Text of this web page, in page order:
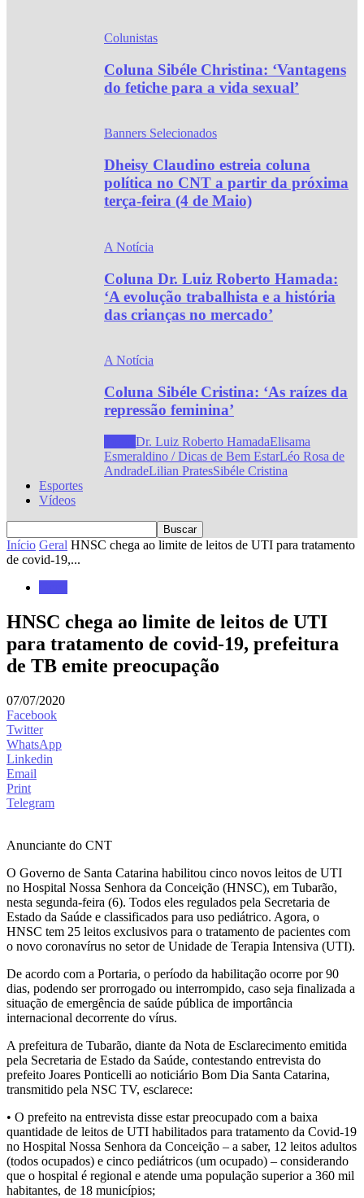
Colunistas
Coluna Sibéle Christina: ‘Vantagens
do fetiche para a vida sexual’
Banners Selecionados
Dheisy Claudino estreia coluna
política no CNT a partir da próxima
terça-feira (4 de Maio)
A Notícia
Coluna Dr. Luiz Roberto Hamada:
‘A evolução trabalhista e a história
das crianças no mercado’
A Notícia
Coluna Sibéle Cristina: ‘As raízes da
repressão feminina’
Dr. Luiz Roberto HamadaElisama
Esmeraldino / Dicas de Bem EstarLéo Rosa de
AndradeLilian PratesSibéle Cristina
Esportes
Vídeos
Início Geral HNSC chega ao limite de leitos de UTI para tratamento
de covid-19,...
HNSC chega ao limite de leitos de UTI
para tratamento de covid-19, prefeitura
de TB emite preocupação
07/07/2020
Facebook
Twitter
WhatsApp
Linkedin
Email
Print
Telegram
Anunciante do CNT
O Governo de Santa Catarina habilitou cinco novos leitos de UTI
no Hospital Nossa Senhora da Conceição (HNSC), em Tubarão,
nesta segunda-feira (6). Todos eles regulados pela Secretaria de
Estado da Saúde e classificados para uso pediátrico. Agora, o
HNSC tem 25 leitos exclusivos para o tratamento de pacientes com
o novo coronavírus no setor de Unidade de Terapia Intensiva (UTI).
De acordo com a Portaria, o período da habilitação ocorre por 90
dias, podendo ser prorrogado ou interrompido, caso seja finalizada a
situação de emergência de saúde pública de importância
internacional decorrente do vírus.
A prefeitura de Tubarão, diante da Nota de Esclarecimento emitida
pela Secretaria de Estado da Saúde, contestando entrevista do
prefeito Joares Ponticelli ao noticiário Bom Dia Santa Catarina,
transmitido pela NSC TV, esclarece:
• O prefeito na entrevista disse estar preocupado com a baixa
quantidade de leitos de UTI habilitados para tratamento da Covid-19
no Hospital Nossa Senhora da Conceição – a saber, 12 leitos adultos
(todos ocupados) e cinco pediátricos (um ocupado) – considerando
que o hospital é regional e atende uma população superior a 360 mil
habitantes, de 18 municípios;